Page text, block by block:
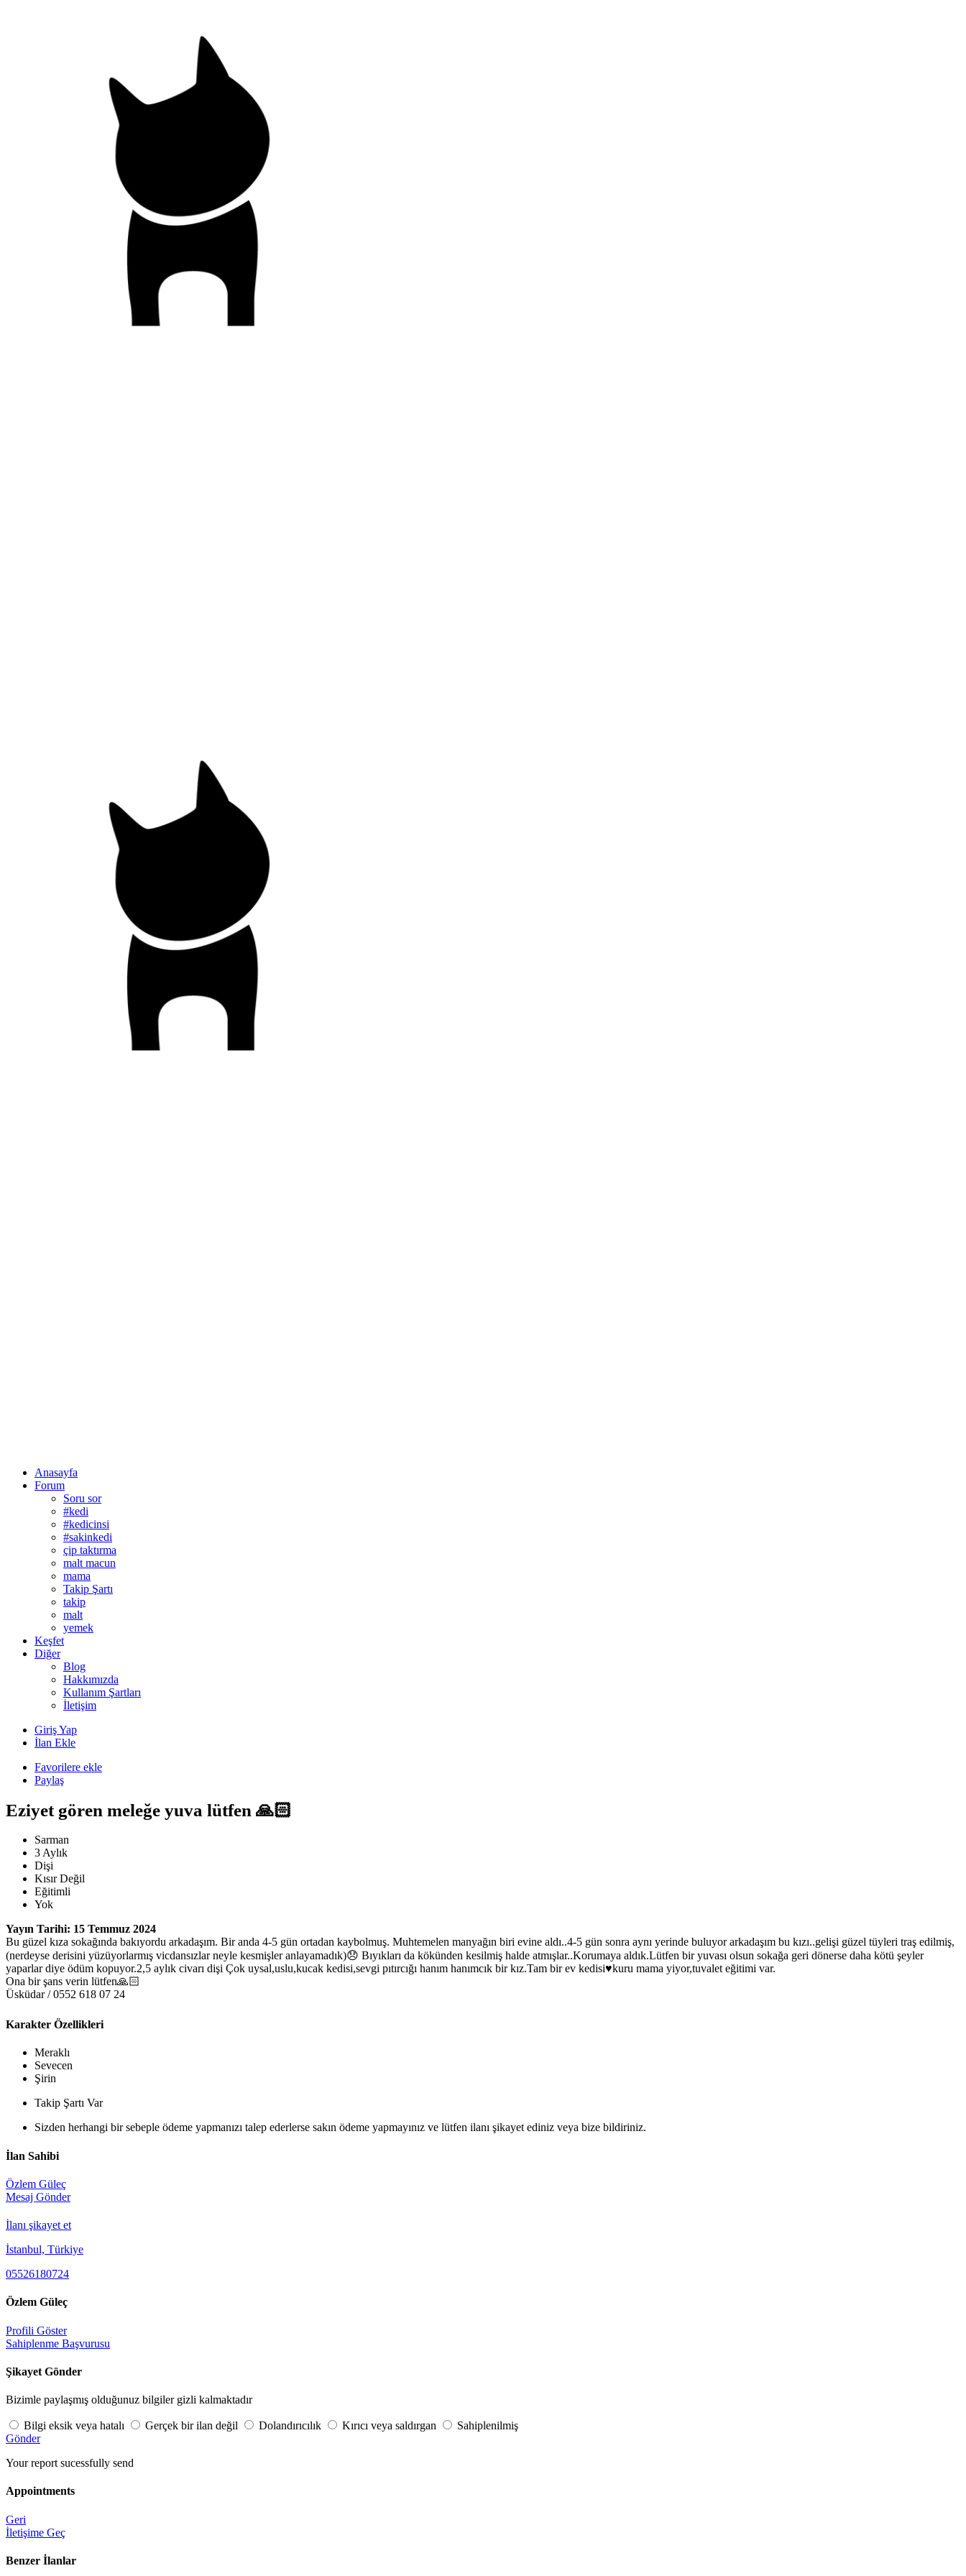
Anasayfa
Forum
Soru sor
#kedi
#kedicinsi
#sakinkedi
çip taktırma
malt macun
mama
Takip Şartı
takip
malt
yemek
Keşfet
Diğer
Blog
Hakkımızda
Kullanım Şartları
İletişim
Giriş Yap
İlan Ekle
Favorilere ekle
Paylaş
Eziyet gören meleğe yuva lütfen 🙏🏻
Sarman
3 Aylık
Dişi
Kısır Değil
Eğitimli
Yok
Yayın Tarihi: 15 Temmuz 2024
Bu güzel kıza sokağında bakıyordu arkadaşım. Bir anda 4-5 gün ortadan kaybolmuş. Muhtemelen manyağın biri evine aldı..4-5 gün sonra aynı yerinde buluyor arkadaşım bu kızı..gelişi güzel tüyleri traş edilmiş,
(nerdeyse derisini yüzüyorlarmış vicdansızlar neyle kesmişler anlayamadık)😞 Bıyıkları da kökünden kesilmiş halde atmışlar..Korumaya aldık.Lütfen bir yuvası olsun sokağa geri dönerse daha kötü şeyler
yaparlar diye ödüm kopuyor.2,5 aylık civarı dişi Çok uysal,uslu,kucak kedisi,sevgi pıtırcığı hanım hanımcık bir kız.Tam bir ev kedisi♥️kuru mama yiyor,tuvalet eğitimi var.
Ona bir şans verin lütfen🙏🏻
Üsküdar / 0552 618 07 24
Karakter Özellikleri
Meraklı
Sevecen
Şirin
Takip Şartı Var
Sizden herhangi bir sebeple ödeme yapmanızı talep ederlerse sakın ödeme yapmayınız ve lütfen ilanı şikayet ediniz veya bize bildiriniz.
İlan Sahibi
Özlem Güleç
Mesaj Gönder
İlanı şikayet et
İstanbul, Türkiye
05526180724
Özlem Güleç
Profili Göster
Sahiplenme Başvurusu
Şikayet Gönder
Bizimle paylaşmış olduğunuz bilgiler gizli kalmaktadır
Bilgi eksik veya hatalı Gerçek bir ilan değil Dolandırıcılık Kırıcı veya saldırgan
Sahiplenilmiş
Gönder
Your report sucessfully send
Appointments
Geri
İletişime Geç
Benzer İlanlar